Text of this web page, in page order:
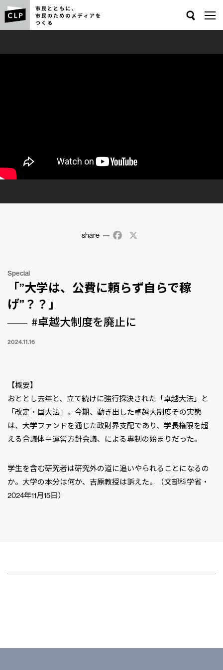
share Facebook
Special
「”大学は、公費に頼らず自らで稼
げ”？？」
#卓越大制度を廃止に
2024.11.16
【概要】
おととし去年と、立て続けに強行採決された「卓越大法」と
「改定・国大法」。今期、動き出した卓越大制度その実態
は、大学ファンドを通じた政財界支配であり、学長権限を超
える合議体＝運営方針会議、による専制の始まりだった。
学生を含む研究者は研究外の道に追いやられることになるの
か。大学の本分は何か、吉原教授は訴えた。（文部科学省・
2024年11月15日）